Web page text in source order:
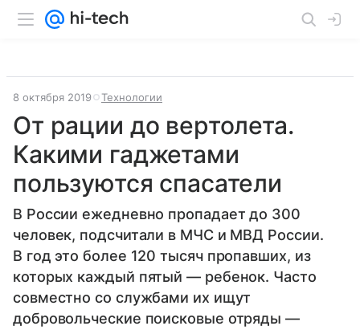
8 октября 2019 Технологии
От рации до вертолета.
Какими гаджетами
пользуются спасатели
В России ежедневно пропадает до 300
человек, подсчитали в МЧС и МВД России.
В год это более 120 тысяч пропавших, из
которых каждый пятый — ребенок. Часто
совместно со службами их ищут
добровольческие поисковые отряды —